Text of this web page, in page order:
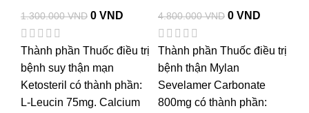
1.300.000VND 0 VND
Thành phần Thuốc điều trị
bệnh suy thận mạn
Ketosteril có thành phần:
L-Leucin 75mg. Calcium
4.800.000VND 0 VND
Thành phần Thuốc điều trị
bệnh thận Mylan
Sevelamer Carbonate
800mg có thành phần: